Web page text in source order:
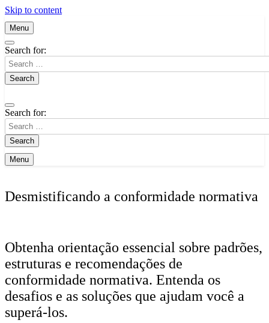
Skip to content
Menu
Search for:
Search for:
Menu
Desmistificando a conformidade normativa
Obtenha orientação essencial sobre padrões,
estruturas e recomendações de
conformidade normativa. Entenda os
desafios e as soluções que ajudam você a
superá-los.